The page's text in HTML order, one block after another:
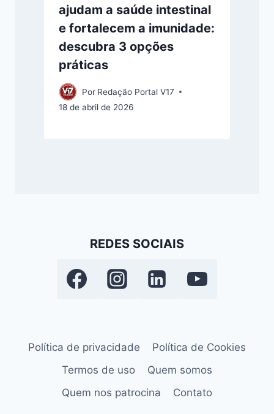
ajudam a saúde intestinal
e fortalecem a imunidade:
descubra 3 opções
práticas
Por Redação Portal V17
18 de abril de 2026
REDES SOCIAIS
Política de privacidade
Política de Cookies
Termos de uso
Quem somos
Quem nos patrocina
Contato